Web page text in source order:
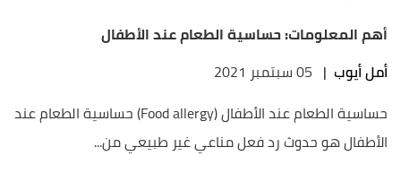
أهم المعلومات: حساسية الطعام عند الأطفال
أمل أيوب | 05 سبتمبر 2021
حساسية الطعام عند الأطفال (Food allergy) حساسية الطعام عند
الأطفال هو حدوث رد فعل مناعي غير طبيعي من...